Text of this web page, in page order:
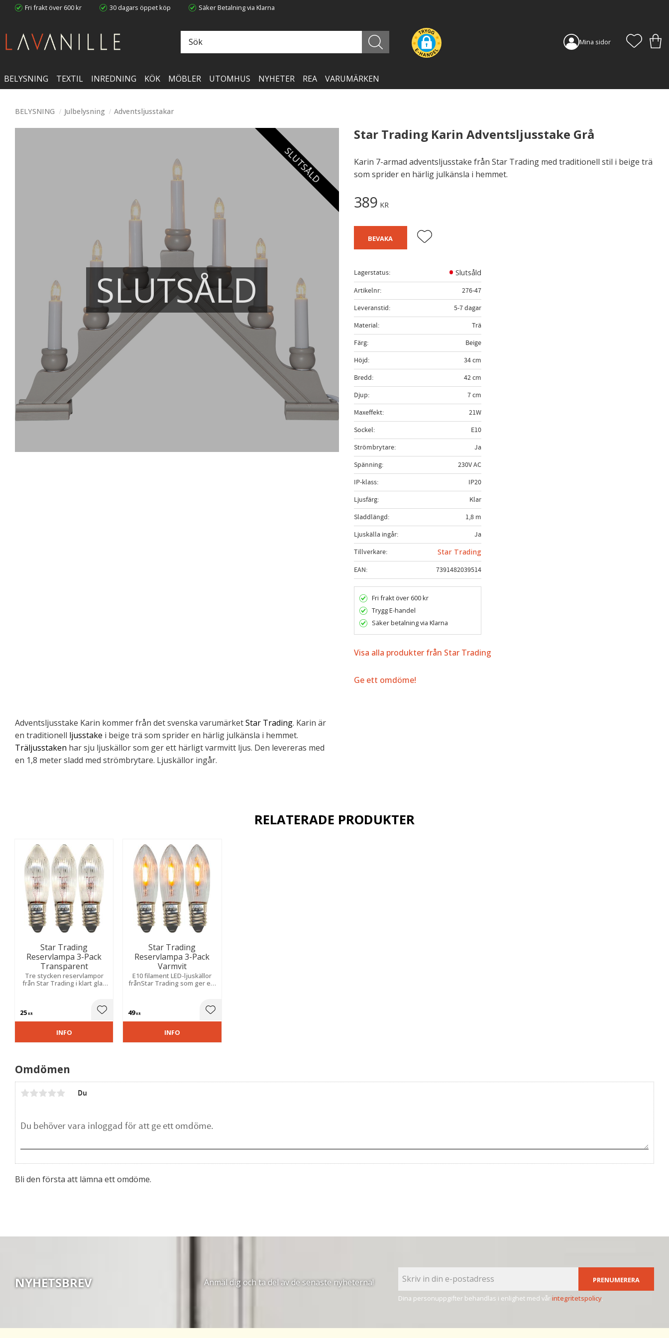
Fri frakt över 600 kr 30 dagars öppet köp Säker Betalning via Klarna
Mina sidor
BELYSNING TEXTIL INREDNING KÖK MÖBLER UTOMHUS NYHETER REA VARUMÄRKEN
BELYSNING Julbelysning Adventsljusstakar
Star Trading Karin Adventsljusstake Grå
Karin 7-armad adventsljusstake från Star Trading med traditionell stil i beige trä
som sprider en härlig julkänsla i hemmet.
SLUTSÅLD
SLUTSÅLD
389 KR
Lägg till i favoriter
BEVAKA
Lagerstatus
Slutsåld
Artikelnr
276-47
Leveranstid
5-7 dagar
Material
Trä
Färg
Beige
Höjd
34 cm
Bredd
42 cm
Djup
7 cm
Maxeffekt
21W
Sockel
E10
Strömbrytare
Ja
Spänning
230V AC
IP-klass
IP20
Ljusfärg
Klar
Sladdlängd
1,8 m
Ljuskälla ingår
Ja
Tillverkare
Star Trading
EAN
7391482039514
Fri frakt över 600 kr
Trygg E-handel
Säker betalning via Klarna
Visa alla produkter från Star Trading
Ge ett omdöme!
Adventsljusstake Karin kommer från det svenska varumärketStar Trading. Karin är
en traditionell ljusstake i beige trä som sprider en härlig julkänsla i hemmet.
Träljusstaken har sju ljuskällor som ger ett härligt varmvitt ljus. Den levereras med
en 1,8 meter sladd med strömbrytare. Ljuskällor ingår.
Omdömen
Du
Bli den första att lämna ett omdöme.
RELATERADE PRODUKTER
Star Trading
Reservlampa 3-Pack
Transparent
Tre stycken reservlampor
från Star Trading i klart glas
ljusstakar med stickkontakt.
25 KR Lägg till i favoriter
INFO
Star Trading
Reservlampa 3-Pack
Varmvit
E10 filament LED-ljuskällor
frånStar Trading som ger ett
49KR Lägg till i favoriter
INFO
NYHETSBREV Anmäl dig och ta del av de senaste nyheterna! PRENUMERERA
Dina personuppgifter behandlas i enlighet med vårintegritetspolicy.